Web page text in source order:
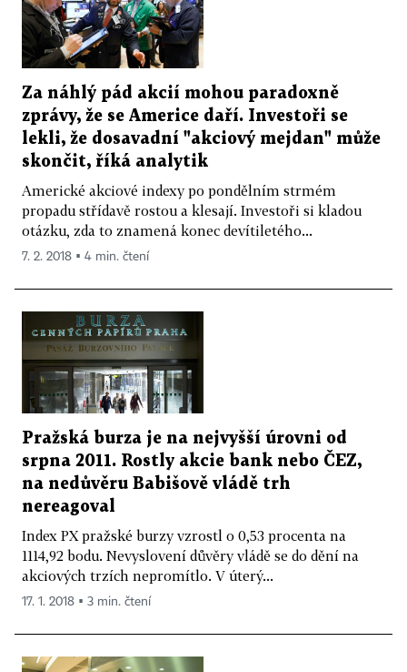
Za náhlý pád akcií mohou paradoxně
zprávy, že se Americe daří. Investoři se
lekli, že dosavadní "akciový mejdan" může
skončit, říká analytik
Americké akciové indexy po pondělním strmém
propadu střídavě rostou a klesají. Investoři si kladou
otázku, zda to znamená konec devítiletého...
7. 2. 2018 ▪ 4 min. čtení
Pražská burza je na nejvyšší úrovni od
srpna 2011. Rostly akcie bank nebo ČEZ,
na nedůvěru Babišově vládě trh
nereagoval
Index PX pražské burzy vzrostl o 0,53 procenta na
1114,92 bodu. Nevyslovení důvěry vládě se do dění na
akciových trzích nepromítlo. V úterý...
17. 1. 2018 ▪ 3 min. čtení